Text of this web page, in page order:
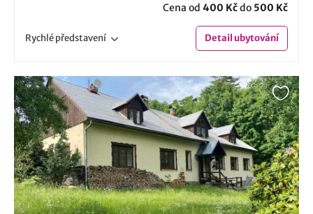
Cena od 400 Kčdo 500 Kč
Rychlépředstavení Detailubytování